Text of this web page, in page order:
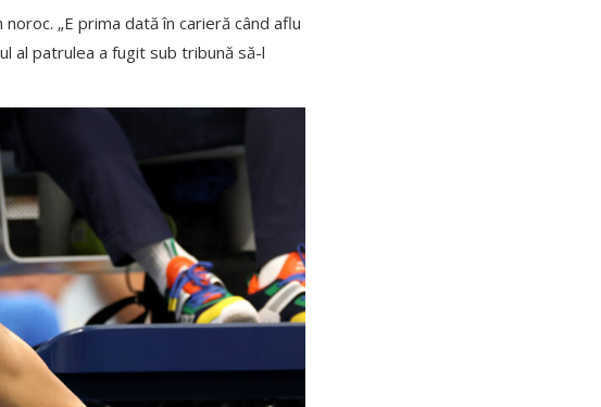
„E prima dată în carieră când aflu
al patrulea a fugit sub tribună să-l